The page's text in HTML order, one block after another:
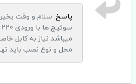
پاسخ: سلام و وقت
میباشد نیاز به کابل
محل و نوع نصب باید